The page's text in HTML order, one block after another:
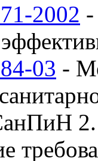
2002
03 -